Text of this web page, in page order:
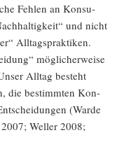
Feh­len an Kon­su­
und nicht
All­tags­prak­ti­ken.
mög­li­cher­wei­se
All­tag besteht
die bestimm­ten Kon­
(War­de
Wel­ler 2008;